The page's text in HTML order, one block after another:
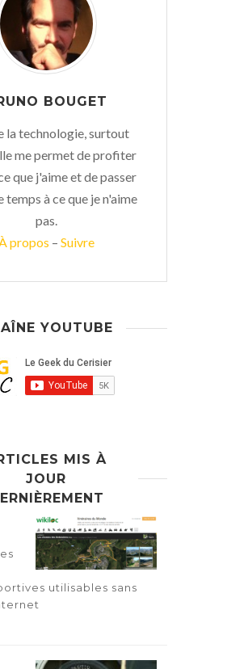
BOUGET
la technologie, surtout
me permet de profiter
que j'aime et de passer
temps à ce que je n'aime
pas.
À propos – Suivre
YOUTUBE
MIS À
JOUR
utilisables sans